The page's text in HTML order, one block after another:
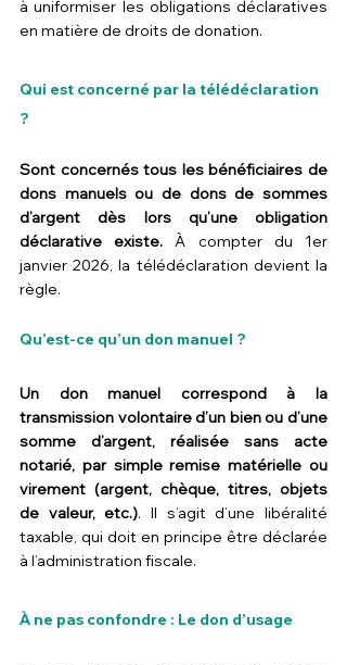
à uniformiser les obligations déclaratives
en matière de droits de donation.
Qui est concerné par la télédéclaration
?
Sont concernés tous les bénéficiaires de
dons manuels ou de dons de sommes
d’argent dès lors qu’une obligation
déclarative existe. À compter du 1er
janvier 2026, la télédéclaration devient la
règle.
Qu’est-ce qu’un don manuel ?
Un don manuel correspond à la
transmission volontaire d’un bien ou d’une
somme d’argent, réalisée sans acte
notarié, par simple remise matérielle ou
virement (argent, chèque, titres, objets
de valeur, etc.). Il s’agit d’une libéralité
taxable, qui doit en principe être déclarée
à l’administration fiscale.
À ne pas confondre : Le don d’usage